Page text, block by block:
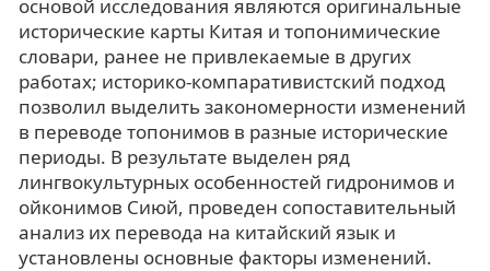
основой исследования являются оригинальные
исторические карты Китая и топонимические
словари, ранее не привлекаемые в других
работах; историко-компаративистский подход
позволил выделить закономерности изменений
в переводе топонимов в разные исторические
периоды. В результате выделен ряд
лингвокультурных особенностей гидронимов и
ойконимов Сиюй, проведен сопоставительный
анализ их перевода на китайский язык и
установлены основные факторы изменений.